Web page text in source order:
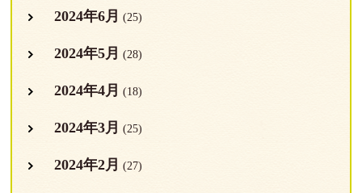
2024年6月 (25)
2024年5月 (28)
2024年4月 (18)
2024年3月 (25)
2024年2月 (27)